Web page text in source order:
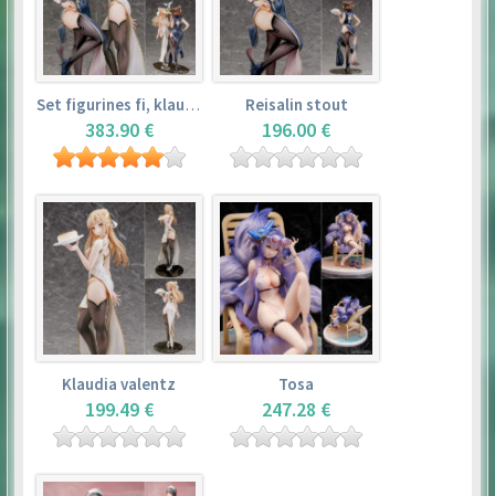
Set figurines fi, klaudia valentz, reisalin stout
383.90 €
Reisalin stout
196.00 €
Klaudia valentz
199.49 €
Tosa
247.28 €